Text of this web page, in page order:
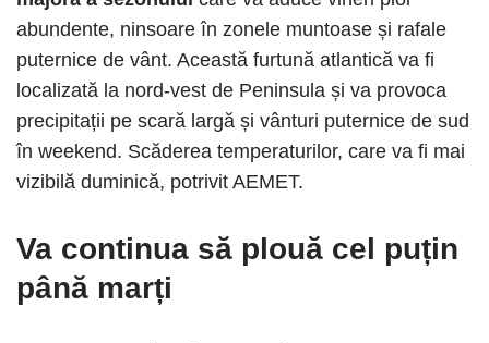
abundente, ninsoare în zonele muntoase și rafale
puternice de vânt. Această furtună atlantică va fi
localizată la nord-vest de Peninsula și va provoca
precipitații pe scară largă și vânturi puternice de sud
în weekend. Scăderea temperaturilor, care va fi mai
vizibilă duminică, potrivit AEMET.
Va continua să plouă cel puțin
până marți